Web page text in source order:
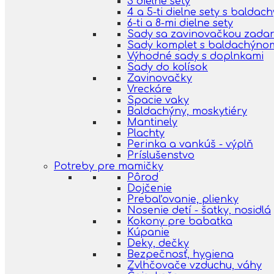
4 a 5-ti dielne sety s
6-ti a 8-mi dielne sety
Sady sa zavinovačkou
Sady komplet s
Výhodné sady s doplnkami
Sady do kolísok
Zavinovačky
Vreckáre
Spacie vaky
Baldachýny, moskytiéry
Mantinely
Plachty
Perinka a vankúš - výplň
Príslušenstvo
Potreby pre mamičky
Pôrod
Dojčenie
Prebaľovanie, plienky
Nosenie detí - šatky, nosidlá
Kokony pre babatka
Kúpanie
Deky, dečky
Bezpečnosť, hygiena
Zvlhčovače vzduchu, váhy